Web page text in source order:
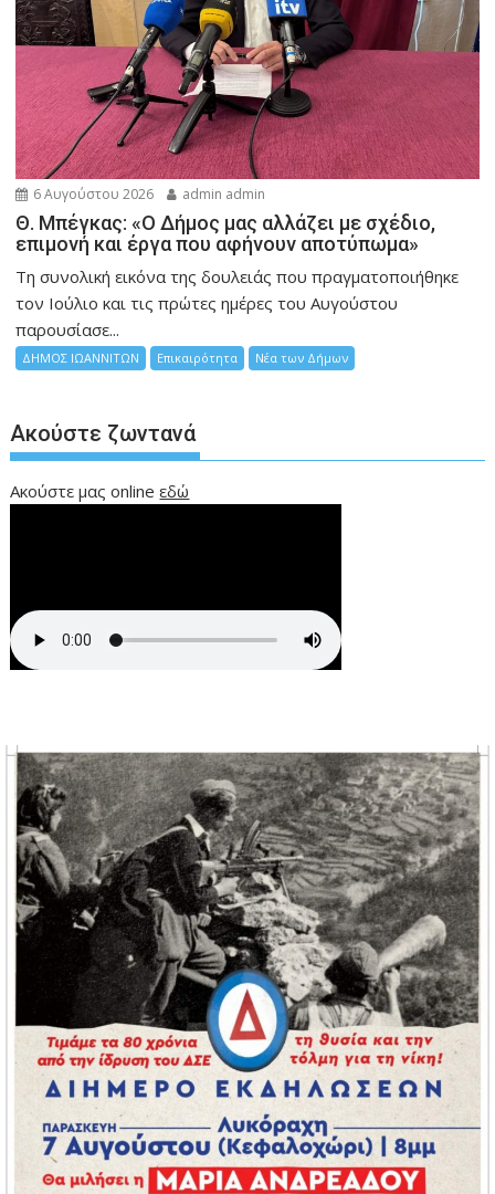
6 Αυγούστου 2026 admin admin
Θ. Μπέγκας: «Ο Δήμος μας αλλάζει με σχέδιο,
επιμονή και έργα που αφήνουν αποτύπωμα»
Τη συνολική εικόνα της δουλειάς που πραγματοποιήθηκε
τον Ιούλιο και τις πρώτες ημέρες του Αυγούστου
παρουσίασε...
ΔΗΜΟΣ ΙΩΑΝΝΙΤΩΝ Επικαιρότητα Νέα των Δήμων
Ακούστε ζωντανά
Ακούστε μας onlineεδώ